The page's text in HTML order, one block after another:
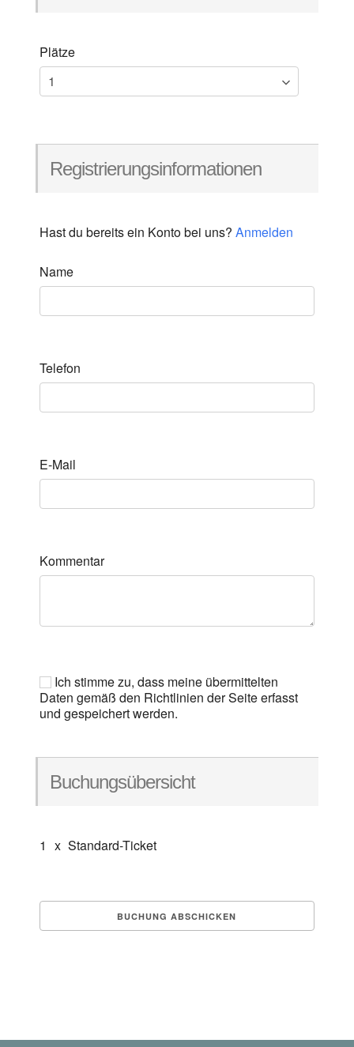
Plätze
Registrierungsinformationen
Hast du bereits ein Konto bei uns? Anmelden
Name
Telefon
E-Mail
Kommentar
Ich stimme zu, dass meine übermittelten
Daten gemäß den Richtlinien der Seite erfasst
und gespeichert werden.
Buchungsübersicht
1 x Standard-Ticket